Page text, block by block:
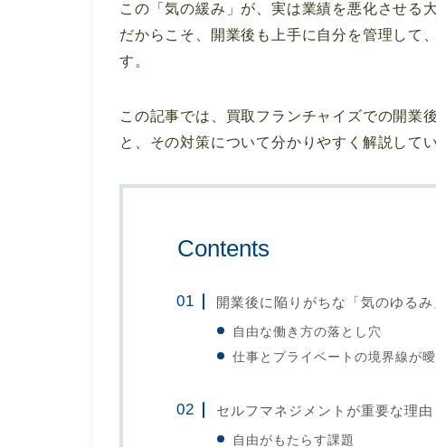
この「気の緩み」が、実は業績を悪化させる
だからこそ、開業後も上手に自分を管理して
す。
この記事では、買取フランチャイズでの開業
と、その対策について分かりやすく解説して
Contents
開業後に陥りがちな「気のゆるみ
自由な働き方の落とし穴
仕事とプライベートの境界線が
セルフマネジメントが重要な理由
自由がもたらす課題